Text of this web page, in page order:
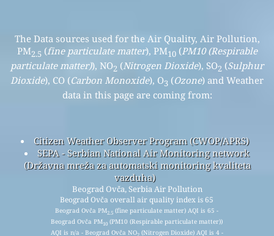
The Data sources used for the Air Quality, Air Pollution,
PM2.5 (fine particulate matter), PM10(PM10 (Respirable
particulate matter)), NO2 (Nitrogen Dioxide), SO2 (Sulphur
Dioxide), CO (Carbon Monoxide), O3 (Ozone) and Weather
data in this page are coming from:
Citizen Weather Observer Program (CWOP/APRS)
SEPA - Serbian National Air Monitoring network
(Državna mreža za automatski monitoring kvaliteta
vazduha)
Beograd Ovča, Serbia Air Pollution
Beograd Ovča overall air quality index is 65
Beograd Ovča PM2.5 (fine particulate matter) AQI is 65 -
Beograd Ovča PM10 (PM10 (Respirable particulate matter))
AQI is n/a - Beograd Ovča NO2(Nitrogen Dioxide) AQI is 4 -